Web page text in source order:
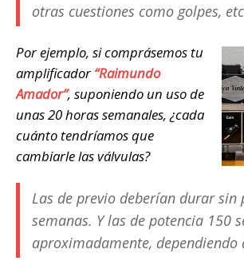
otras cuestiones como golpes,
Por ejemplo, si comprásemos tu
amplificador “Raimundo
Amador”, suponiendo un uso de
unas 20 horas semanales, ¿cada
cuánto tendríamos que
cambiarle las válvulas?
Las de previo deberían durar sin
semanas. Y las de potencia 150
aproximadamente, dependiendo